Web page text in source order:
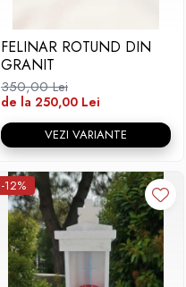
FELINAR ROTUND DIN
GRANIT
350,00 Lei
de la 250,00 Lei
VEZI VARIANTE
-12%